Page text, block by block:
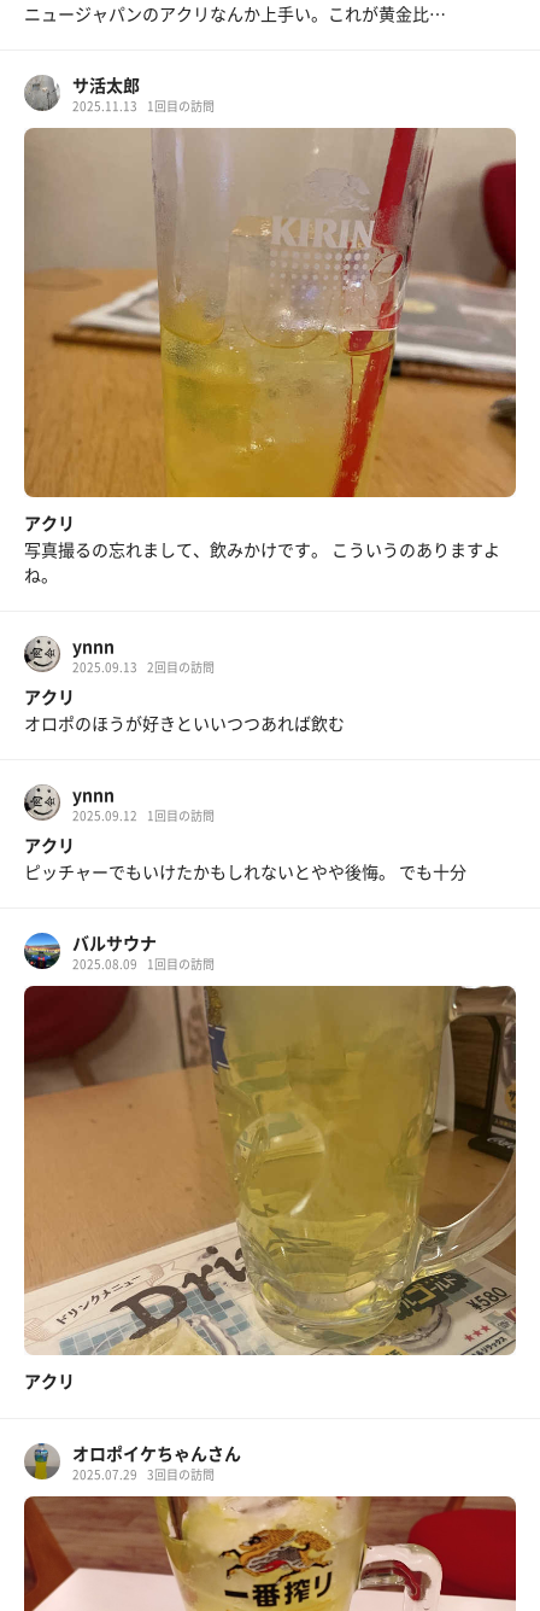
ニュージャパンのアクリなんか上手い。これが黄金比…
サ活太郎
2025.11.13 1回目の訪問
アクリ
写真撮るの忘れまして、飲みかけです。 こういうのありますよ
ね。
ynnn
2025.09.13 2回目の訪問
アクリ
オロポのほうが好きといいつつあれば飲む
ynnn
2025.09.12 1回目の訪問
アクリ
ピッチャーでもいけたかもしれないとやや後悔。 でも十分
バルサウナ
2025.08.09 1回目の訪問
アクリ
オロポイケちゃんさん
2025.07.29 3回目の訪問